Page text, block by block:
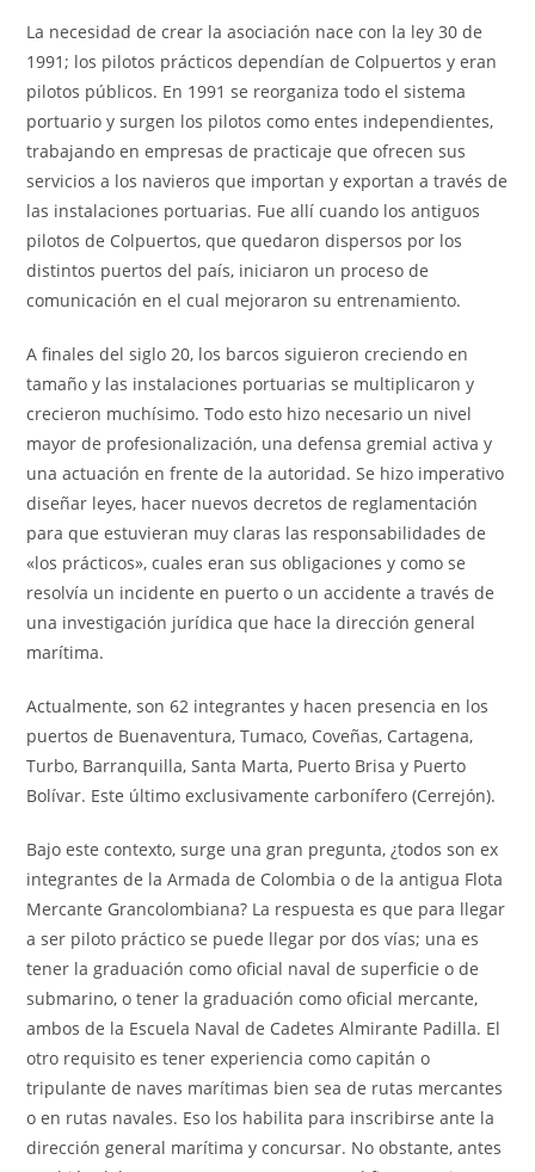
La necesidad de crear la asociación nace con la ley 30 de
1991; los pilotos prácticos dependían de Colpuertos y eran
pilotos públicos. En 1991 se reorganiza todo el sistema
portuario y surgen los pilotos como entes independientes,
trabajando en empresas de practicaje que ofrecen sus
servicios a los navieros que importan y exportan a través de
las instalaciones portuarias. Fue allí cuando los antiguos
pilotos de Colpuertos, que quedaron dispersos por los
distintos puertos del país, iniciaron un proceso de
comunicación en el cual mejoraron su entrenamiento.
A finales del siglo 20, los barcos siguieron creciendo en
tamaño y las instalaciones portuarias se multiplicaron y
crecieron muchísimo. Todo esto hizo necesario un nivel
mayor de profesionalización, una defensa gremial activa y
una actuación en frente de la autoridad. Se hizo imperativo
diseñar leyes, hacer nuevos decretos de reglamentación
para que estuvieran muy claras las responsabilidades de
«los prácticos», cuales eran sus obligaciones y como se
resolvía un incidente en puerto o un accidente a través de
una investigación jurídica que hace la dirección general
marítima.
Actualmente, son 62 integrantes y hacen presencia en los
puertos de Buenaventura, Tumaco, Coveñas, Cartagena,
Turbo, Barranquilla, Santa Marta, Puerto Brisa y Puerto
Bolívar. Este último exclusivamente carbonífero (Cerrejón).
Bajo este contexto, surge una gran pregunta, ¿todos son ex
integrantes de la Armada de Colombia o de la antigua Flota
Mercante Grancolombiana? La respuesta es que para llegar
a ser piloto práctico se puede llegar por dos vías; una es
tener la graduación como oficial naval de superficie o de
submarino, o tener la graduación como oficial mercante,
ambos de la Escuela Naval de Cadetes Almirante Padilla. El
otro requisito es tener experiencia como capitán o
tripulante de naves marítimas bien sea de rutas mercantes
o en rutas navales. Eso los habilita para inscribirse ante la
dirección general marítima y concursar. No obstante, antes